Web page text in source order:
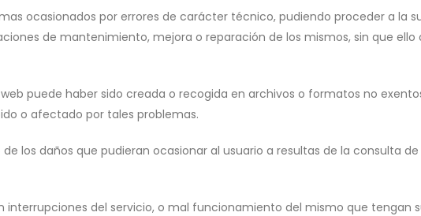
ocasionados por errores de carácter técnico, pudiendo proceder a la
de mantenimiento, mejora o reparación de los mismos, sin que ello
puede haber sido creada o recogida en archivos o formatos no
o afectado por tales problemas.
los daños que pudieran ocasionar al usuario a resultas de la consulta
interrupciones del servicio, o mal funcionamiento del mismo que tengan